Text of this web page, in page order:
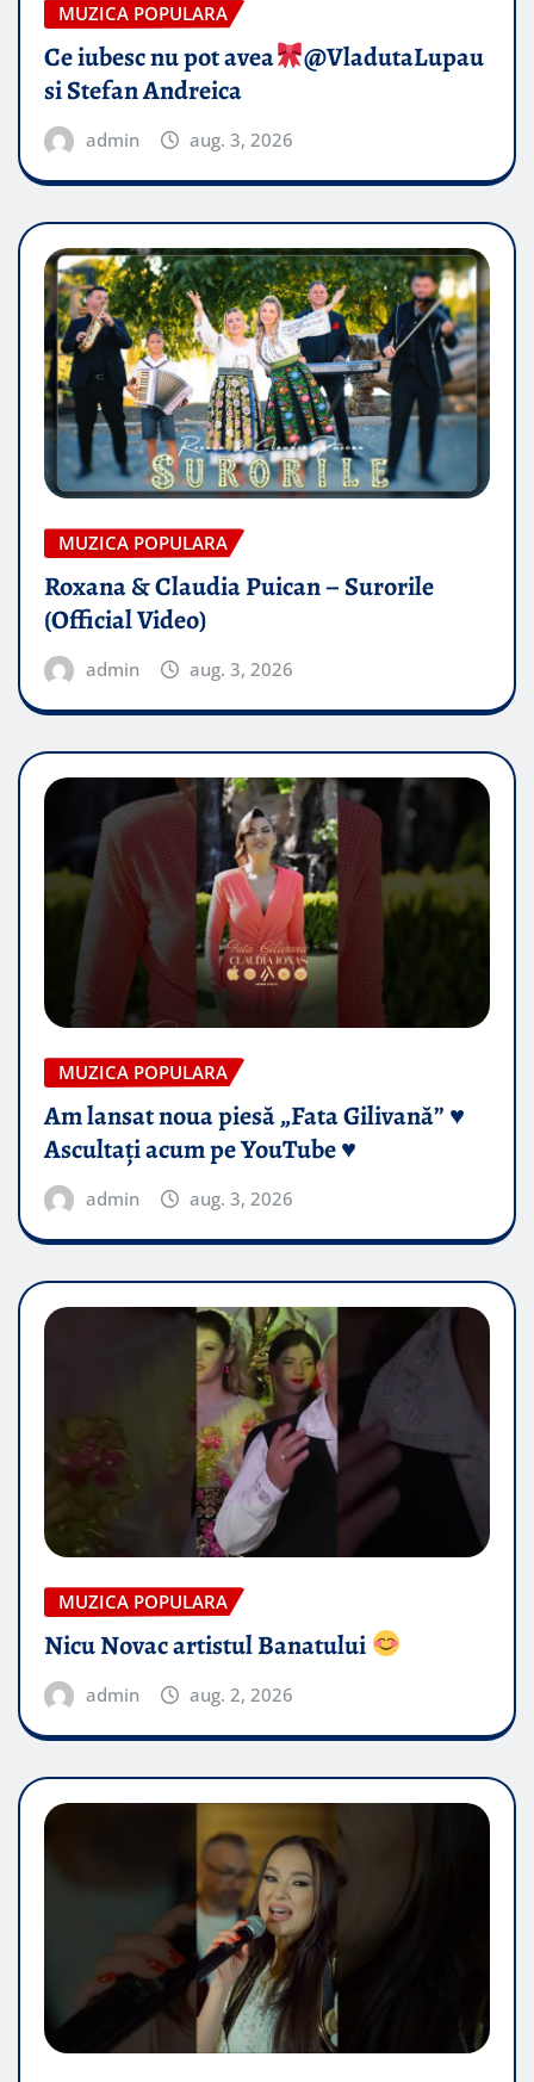
MUZICA POPULARA
Ce iubesc nu pot avea
​@VladutaLupau
si Stefan Andreica
admin aug. 3, 2026
MUZICA POPULARA
Roxana & Claudia Puican – Surorile
(Official Video)
admin aug. 3, 2026
MUZICA POPULARA
Am lansat noua piesă „Fata Gilivană” ♥️
Ascultați acum pe YouTube ♥️
admin aug. 3, 2026
MUZICA POPULARA
Nicu Novac artistul Banatului
admin aug. 2, 2026